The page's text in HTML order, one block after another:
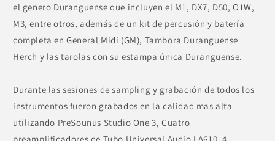
el genero Duranguense que incluyen el M1, DX7, D50, O1W,
M3, entre otros, además de un kit de percusión y batería
completa en General Midi (GM), Tambora Duranguense
Herch y las tarolas con su estampa única Duranguense.
Durante las sesiones de sampling y grabación de todos los
instrumentos fueron grabados en la calidad mas alta
utilizando PreSounus Studio One 3, Cuatro
preamplificadores de Tubo Universal Audio LA610, 4